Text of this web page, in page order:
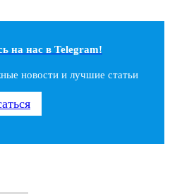
на наc в Telegram!
новости и лучшие статьи